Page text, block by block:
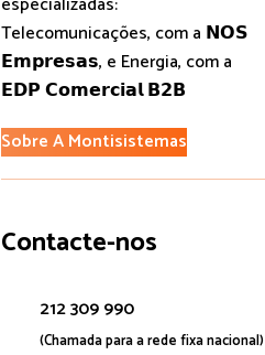
Telecomunicações, com a 𝗡𝗢𝗦
𝗘𝗺𝗽𝗿𝗲𝘀𝗮𝘀, e Energia, com a
𝗘𝗗𝗣 𝗖𝗼𝗺𝗲𝗿𝗰𝗶𝗮𝗹 𝗕𝟮𝗕
Sobre A Montisistemas
Contacte-nos
212 309 990
(Chamada para a rede fixa nacional)